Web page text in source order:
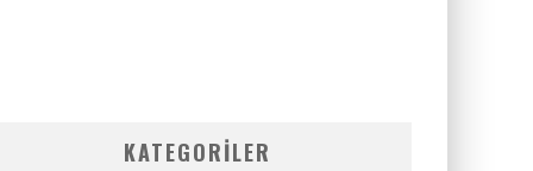
KATEGORILER